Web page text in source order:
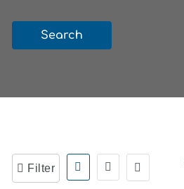
Search
Filter